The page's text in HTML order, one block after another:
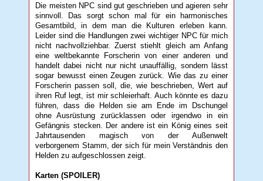
Die meisten NPC sind gut geschrieben und agieren sehr
sinnvoll. Das sorgt schon mal für ein harmonisches
Gesamtbild, in dem man die Kulturen erleben kann.
Leider sind die Handlungen zwei wichtiger NPC für mich
nicht nachvollziehbar. Zuerst stiehlt gleich am Anfang
eine weltbekannte Forscherin von einer anderen und
handelt dabei nicht nur nicht unauffällig, sondern lässt
sogar bewusst einen Zeugen zurück. Wie das zu einer
Forscherin passen soll, die, wie beschrieben, Wert auf
ihren Ruf legt, ist mir schleierhaft. Auch könnte es dazu
führen, dass die Helden sie am Ende im Dschungel
ohne Ausrüstung zurücklassen oder irgendwo in ein
Gefängnis stecken. Der andere ist ein König eines seit
Jahrtausenden magisch von der Außenwelt
verborgenem Stamm, der sich für mein Verständnis den
Helden zu aufgeschlossen zeigt.
Karten (SPOILER)